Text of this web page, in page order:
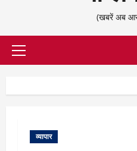
(खबरें अब
प्राथमिक
व्यापार